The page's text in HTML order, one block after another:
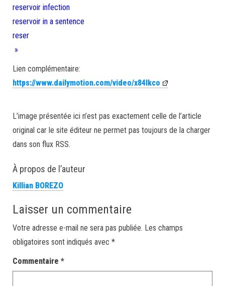
reservoir infection
reservoir in a sentence
reser
»
Lien complémentaire:
https://www.dailymotion.com/video/x84lkco
L’image présentée ici n’est pas exactement celle de l’article
original car le site éditeur ne permet pas toujours de la charger
dans son flux RSS.
À propos de l’auteur
Killian BOREZO
Laisser un commentaire
Votre adresse e-mail ne sera pas publiée. Les champs
obligatoires sont indiqués avec *
Commentaire *